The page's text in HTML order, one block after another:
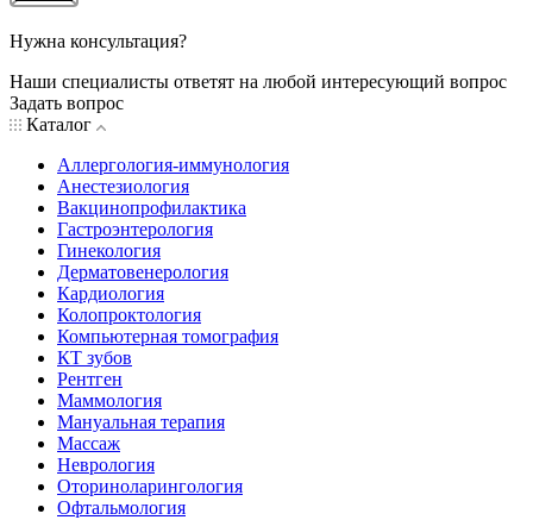
Нужна консультация?
Наши специалисты ответят на любой интересующий вопрос
Задать вопрос
Каталог
Аллергология-иммунология
Анестезиология
Вакцинопрофилактика
Гастроэнтерология
Гинекология
Дерматовенерология
Кардиология
Колопроктология
Компьютерная томография
КТ зубов
Рентген
Маммология
Мануальная терапия
Массаж
Неврология
Оториноларингология
Офтальмология